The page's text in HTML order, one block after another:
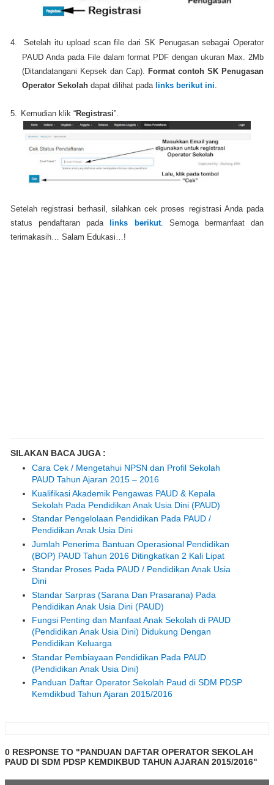
4.
Setelah itu upload scan file dari SK Penugasan sebagai Operator
PAUD Anda pada File dalam format PDF dengan ukuran Max. 2Mb
(Ditandatangani Kepsek dan Cap).
Format contoh SK Penugasan
Operator Sekolahdapat dilihat pada links berikut ini
5. Kemudian klik “Registrasi”.
Setelah registrasi berhasil, silahkan cek proses registrasi Anda pada
status pendaftaran pada
links berikut. Semoga bermanfaat dan
terimakasih… Salam Edukasi…!
SILAKAN BACA JUGA :
Cara Cek / Mengetahui NPSN dan Profil Sekolah
PAUD Tahun Ajaran 2015 – 2016
Kualifikasi Akademik Pengawas PAUD & Kepala
Sekolah Pada Pendidikan Anak Usia Dini (PAUD)
Standar Pengelolaan Pendidikan Pada PAUD /
Pendidikan Anak Usia Dini
Jumlah Penerima Bantuan Operasional Pendidikan
(BOP) PAUD Tahun 2016 Ditingkatkan 2 Kali Lipat
Standar Proses Pada PAUD / Pendidikan Anak Usia
Dini
Standar Sarpras (Sarana Dan Prasarana) Pada
Pendidikan Anak Usia Dini (PAUD)
Fungsi Penting dan Manfaat Anak Sekolah di PAUD
(Pendidikan Anak Usia Dini) Didukung Dengan
Pendidikan Keluarga
Standar Pembiayaan Pendidikan Pada PAUD
(Pendidikan Anak Usia Dini)
Panduan Daftar Operator Sekolah Paud di SDM PDSP
Kemdikbud Tahun Ajaran 2015/2016
0 RESPONSE TO "PANDUAN DAFTAR OPERATOR SEKOLAH
PAUD DI SDM PDSP KEMDIKBUD TAHUN AJARAN 2015/2016"